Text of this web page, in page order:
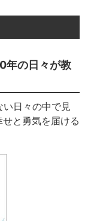
年の日々が教
日々の中で見
と勇気を届ける